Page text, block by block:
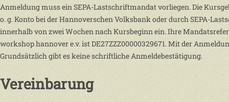
Anmeldung muss ein SEPA-Lastschriftmandat vorliegen. Die
o. g. Konto bei der Hannoverschen Volksbank oder durch SEPA-
innerhalb von zwei Wochen nach Kursbeginn ein. Ihre
workshop hannover e.v. ist DE27ZZZ00000329671. Mit der
Grundsätzlich gibt es keine schriftliche Anmeldebestätigung.
Vereinbarung